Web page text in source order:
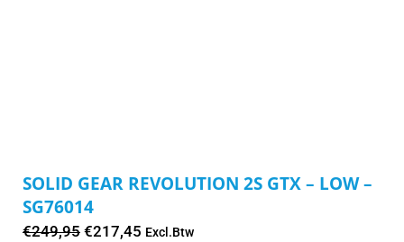
SOLID GEAR REVOLUTION 2S GTX – LOW –
SG76014
€249,95 Oorspronkelijke
€217,45 Huidige
Excl.Btw